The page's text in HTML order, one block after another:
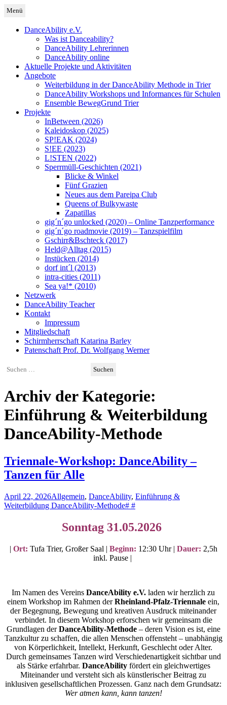
DanceAbility Deutschland
Menü
springen
DanceAbility e.V.
Was ist Danceability?
DanceAbility Lehrerinnen
DanceAbility online
Aktuelle Projekte und Aktivitäten
Angebote
Weiterbildung in der DanceAbility Methode in Trier
DanceAbility Workshops und Informances für Schulen
Ensemble BewegGrund Trier
Projekte
InBetween (2026)
Kaleidoskop (2025)
SP!EAK (2024)
S!EE (2023)
L!STEN (2022)
Sperrmüll-Geschichten (2021)
Blicke & Winkel
Fünf Grazien
Neues aus dem Pareipa Club
Queens of Bulkywaste
Zapatillas
gig´n´go unlocked (2020) – Online Tanzperformance
gig´n´go roadmovie (2019) – Tanzspielfilm
Gschirr&Bschteck (2017)
Held@Alltag (2015)
Instücken (2014)
dorf int´l (2013)
intra-cities (2011)
Sea ya!* (2010)
Netzwerk
DanceAbility Teacher
Kontakt
Impressum
Mitgliedschaft
Schirmherrschaft Katarina Barley
Patenschaft Prof. Dr. Wolfgang Werner
Suchen
Archiv der Kategorie:
Einführung & Weiterbildung
DanceAbility-Methode
Triennale-Workshop: DanceAbility –
Tanzen für Alle
April 22, 2026Allgemein, DanceAbility, Einführung &
Weiterbildung DanceAbility-Methode# #
Sonntag 31.05.2026
| Ort: Tufa Trier, Großer Saal | Beginn: 12:30 Uhr | Dauer: 2,5h
inkl. Pause |
Im Namen des VereinsDanceAbility e.V. laden wir herzlich zu
einem Workshop im Rahmen derRheinland-Pfalz-Triennale ein,
der Begegnung, Bewegung und kreativen Ausdruck miteinander
verbindet. In diesem Workshop erforschen wir gemeinsam die
Grundlagen derDanceAbility-Methode – deren Vision es ist, eine
Tanzkultur zu schaffen, die allen Menschen offensteht – unabhängig
von Körperlichkeit, Intellekt, Herkunft, Geschlecht oder Alter.
Durch gemeinsames Tanzen wird Verschiedenartigkeit sichtbar und
als Stärke erfahrbar. DanceAbility fördert ein gleichwertiges
Miteinander und versteht sich als künstlerischer Beitrag zu
inklusiven gesellschaftlichen Prozessen.Ganz nach dem Grundsatz:
Wer atmen kann, kann tanzen!